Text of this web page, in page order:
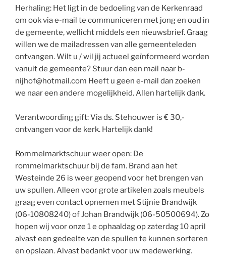
Herhaling: Het ligt in de bedoeling van de Kerkenraad
om ook via e-mail te communiceren met jong en oud in
de gemeente, wellicht middels een nieuwsbrief. Graag
willen we de mailadressen van alle gemeenteleden
ontvangen. Wilt u / wil jij actueel geïnformeerd worden
vanuit de gemeente? Stuur dan een mail naar b-
nijhof@hotmail.com Heeft u geen e-mail dan zoeken
we naar een andere mogelijkheid. Allen hartelijk dank.
Verantwoording gift: Via ds. Stehouwer is € 30,-
ontvangen voor de kerk. Hartelijk dank!
Rommelmarktschuur weer open: De
rommelmarktschuur bij de fam. Brand aan het
Westeinde 26 is weer geopend voor het brengen van
uw spullen. Alleen voor grote artikelen zoals meubels
graag even contact opnemen met Stijnie Brandwijk
(06-10808240) of Johan Brandwijk (06-50500694). Zo
hopen wij voor onze 1 e ophaaldag op zaterdag 10 april
alvast een gedeelte van de spullen te kunnen sorteren
en opslaan. Alvast bedankt voor uw medewerking.